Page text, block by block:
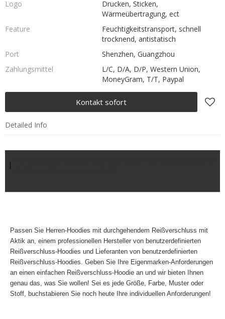
Logo
Drucken, Sticken,
Wärmeübertragung, ect
Feature
Feuchtigkeitstransport, schnell
trocknend, antistatisch
Port
Shenzhen, Guangzhou
Zahlungsmittel
L/C, D/A, D/P, Western Union,
MoneyGram, T/T, Paypal
Kontakt sofort
Detailed Info
Passen Sie Herren-Hoodies mit durchgehendem Reißverschluss mit
Aktik an, einem professionellen Hersteller von benutzerdefinierten
Reißverschluss-Hoodies und Lieferanten von benutzerdefinierten
Reißverschluss-Hoodies. Geben Sie Ihre Eigenmarken-Anforderungen
an einen einfachen Reißverschluss-Hoodie an und wir bieten Ihnen
genau das, was Sie wollen! Sei es jede Größe, Farbe, Muster oder
Stoff, buchstabieren Sie noch heute Ihre individuellen Anforderungen!